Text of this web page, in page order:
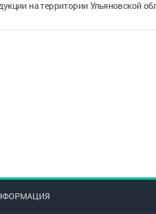
на территории Ульяновской